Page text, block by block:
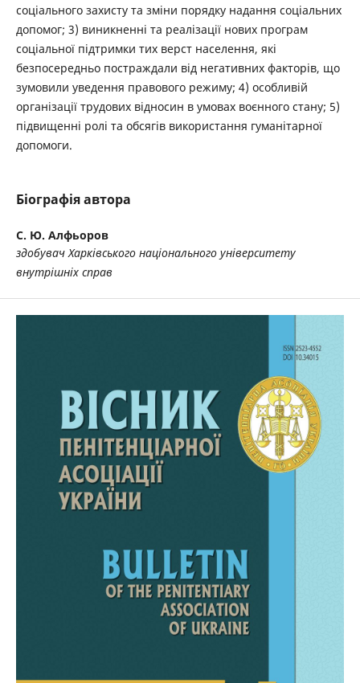
соціального захисту та зміни порядку надання соціальних
допомог; 3) виникненні та реалізації нових програм
соціальної підтримки тих верст населення, які
безпосередньо постраждали від негативних факторів, що
зумовили уведення правового режиму; 4) особливій
організації трудових відносин в умовах воєнного стану; 5)
підвищенні ролі та обсягів використання гуманітарної
допомоги.
Біографія автора
С. Ю. Алфьоров
здобувач Харківського національного університету
внутрішніх справ